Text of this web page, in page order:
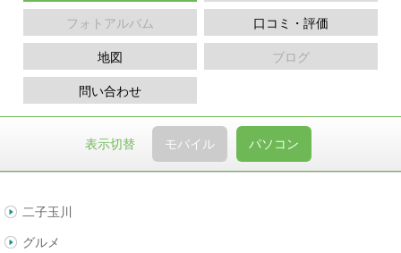
フォトアルバム 口コミ・評価
地図 ブログ
問い合わせ
表示切替 モバイル パソコン
二子玉川
グルメ